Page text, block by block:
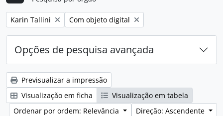
Remover filtro:
Karin Tallini Remover filtro:
Com objeto digital
Opções de pesquisa avançada
Previsualizar a impressão
Visualização em ficha
Visualização em tabela
Ordenar por ordem: Relevância
Direção: Ascendente